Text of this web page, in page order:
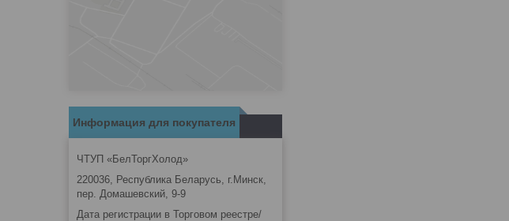
Информация для покупателя
ЧТУП «БелТоргХолод»
220036, Республика Беларусь, г.Минск,
пер. Домашевский, 9-9
Дата регистрации в Торговом реестре/